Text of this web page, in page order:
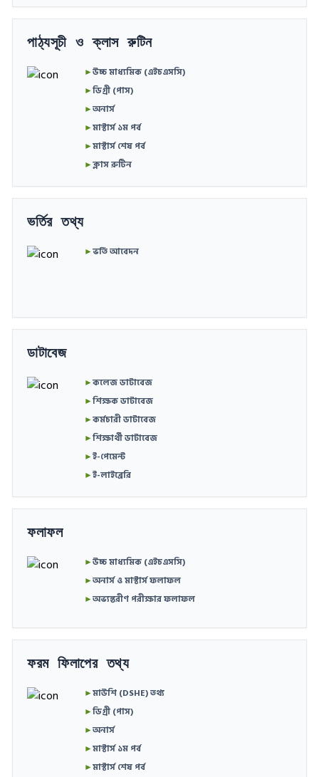
পাঠ্যসূচী ও ক্লাস রুটিন
►উচ্চ মাধ্যমিক (এইচএসসি)
►ডিগ্রী (পাস)
►অনার্স
►মাস্টার্স ১ম পর্ব
►মাস্টার্স শেষ পর্ব
►ক্লাস রুটিন
ভর্তির তথ্য
►ভর্তি আবেদন
ডাটাবেজ
►কলেজ ডাটাবেজ
►শিক্ষক ডাটাবেজ
►কর্মচারী ডাটাবেজ
►শিক্ষার্থী ডাটাবেজ
►ই-পেমেন্ট
►ই-লাইব্রেরি
ফলাফল
►উচ্চ মাধ্যমিক (এইচএসসি)
►অনার্স ও মাস্টার্স ফলাফল
►অভ্যন্তরীণ পরীক্ষার ফলাফল
ফরম ফিলাপের তথ্য
►মাউশি (DSHE) তথ্য
►ডিগ্রী (পাস)
►অনার্স
►মাস্টার্স ১ম পর্ব
►মাস্টার্স শেষ পর্ব